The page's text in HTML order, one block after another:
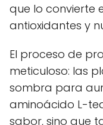
que lo convierte
antioxidantes y
El proceso de
meticuloso: las
sombra para
aminoácido L-
sabor, sino que